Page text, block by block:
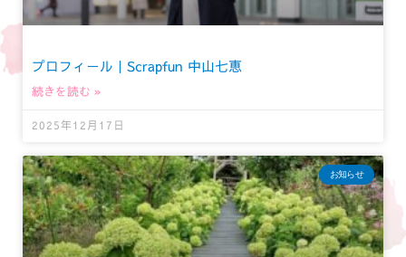
プロフィール｜Scrapfun 中山七恵
続きを読む »
2025年12月17日
お知らせ